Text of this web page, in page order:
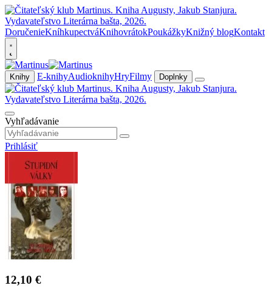
DoručenieKníhkupectváKnihovrátokPoukážkyKnižný blogKontakt
Knihy E-knihyAudioknihyHryFilmy Doplnky
Vyhľadávanie
Prihlásiť
12,10 €